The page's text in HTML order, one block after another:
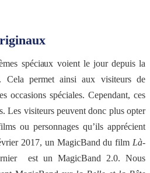
spéciaux voient le jour depuis la
Cela permet ainsi aux visiteurs de
occasions spéciales. Cependant, ces
Les visiteurs peuvent donc plus opter
ou personnages qu’ils apprécient
2017, un MagicBand du film Là-
est un MagicBand 2.0. Nous